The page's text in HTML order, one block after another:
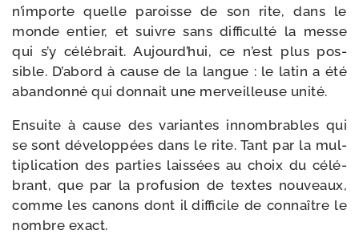
n’importe quelle paroisse de son rite, dans le
monde entier, et suivre sans dif­fi­cul­té la messe
qui s’y célé­brait. Aujourd’hui, ce n’est plus pos­
sible. D’abord à cause de la langue : le latin a été
aban­don­né qui don­nait une mer­veilleuse unité.
Ensuite à cause des variantes innom­brables qui
se sont déve­lop­pées dans le rite. Tant par la mul­
ti­pli­ca­tion des par­ties lais­sées au choix du célé­
brant, que par la pro­fu­sion de textes nou­veaux,
comme les canons dont il dif­fi­cile de connaître le
nombre exact.